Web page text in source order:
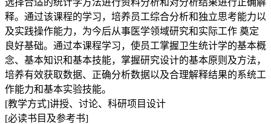
选择合适的统计学方法进行资料分析和对分析结果进行正确解
释。通过该课程的学习，培养员工综合分析和独立思考能力以
及实践操作能力，为今后从事医学领域研究和实际工作 奠定
良好基础。通过本课程学习，使员工掌握卫生统计学的基本概
念、基本知识和基本技能，掌握研究设计的基本原则及方法，
培养有效获取数据、正确分析数据以及合理解释结果的系统工
作能力和基本实验技能。
[教学方式]讲授、讨论、科研项目设计
[必读书目及参考书]